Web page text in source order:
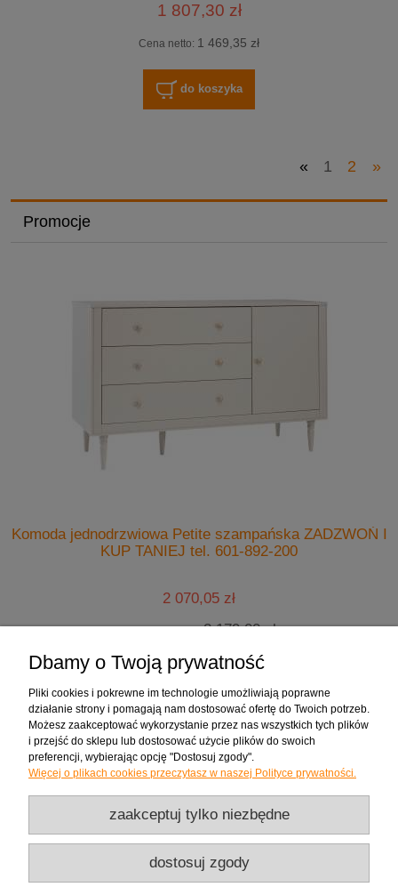
1 807,30 zł
Cena netto: 1 469,35 zł
do koszyka
« 1 2 »
Promocje
Komoda jednodrzwiowa Petite szampańska ZADZWOŃ I
KUP TANIEJ tel. 601-892-200
2 070,05 zł
Cena regularna:2 179,00 zł
Zakupy
Pomoc
Moje konto
Informacje
Dbamy o Twoją prywatność
Pliki cookies i pokrewne im technologie umożliwiają poprawne
działanie strony i pomagają nam dostosować ofertę do Twoich potrzeb.
Możesz zaakceptować wykorzystanie przez nas wszystkich tych plików
i przejść do sklepu lub dostosować użycie plików do swoich
preferencji, wybierając opcję "Dostosuj zgody".
Więcej o plikach cookies przeczytasz w naszej Polityce prywatności.
zaakceptuj tylko niezbędne
dostosuj zgody